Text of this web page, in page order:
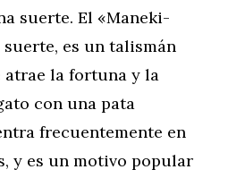
suerte. El «Maneki-
es un talismán
atrae la fortuna y la
con una pata
frecuentemente en
y es un motivo popular